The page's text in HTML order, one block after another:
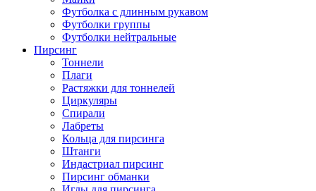
Футболка с длинным рукавом
Футболки группы
Футболки нейтральные
Пирсинг
Тоннели
Плаги
Растяжки для тоннелей
Циркуляры
Спирали
Лабреты
Кольца для пирсинга
Штанги
Индастриал пирсинг
Пирсинг обманки